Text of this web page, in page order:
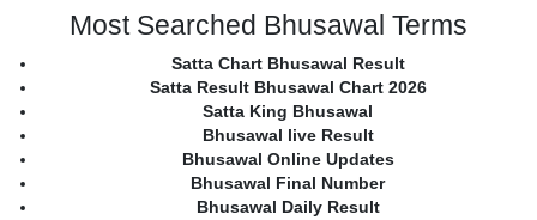
Most Searched Bhusawal Terms
Satta Chart Bhusawal Result
Satta Result Bhusawal Chart 2026
Satta King Bhusawal
Bhusawal live Result
Bhusawal Online Updates
Bhusawal Final Number
Bhusawal Daily Result